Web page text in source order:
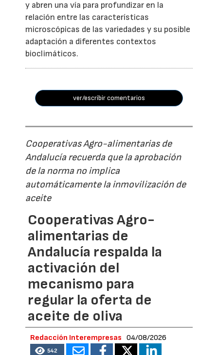
y abren una vía para profundizar en la
relación entre las características
microscópicas de las variedades y su posible
adaptación a diferentes contextos
bioclimáticos.
ver/escribir comentarios
Cooperativas Agro-alimentarias de
Andalucía recuerda que la aprobación
de la norma no implica
automáticamente la inmovilización de
aceite
Cooperativas Agro-
alimentarias de
Andalucía respalda la
activación del
mecanismo para
regular la oferta de
aceite de oliva
Redacción Interempresas 04/08/2026
542